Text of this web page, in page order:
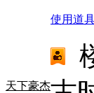
使用道
天下豪杰